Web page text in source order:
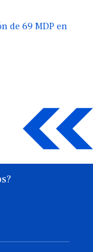
de 69 MDP en